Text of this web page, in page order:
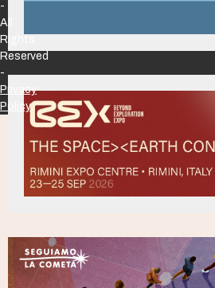
-
All
Rights
Reserved
-
Privacy
Policy